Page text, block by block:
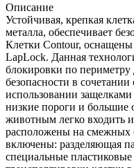
Описание
Устойчивая, крепкая
металла, обеспечивает
Клетки Contour, оснащены
LapLock. Данная
блокировки по периметру
безопасности в
использовании
низкие пороги и большие
животным легко входить
расположены на смежных
включены: разделяющая
специальные